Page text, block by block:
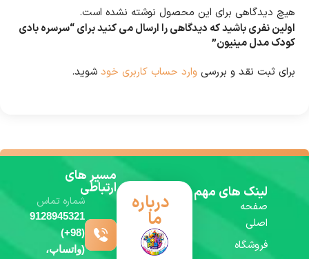
هیچ دیدگاهی برای این محصول نوشته نشده است.
اولین نفری باشید که دیدگاهی را ارسال می کنید برای “سرسره بادی
کودک مدل مینیون”
برای ثبت نقد و بررسی وارد حساب کاربری خود شوید.
لینک های مهم
صفحه
اصلی
فروشگاه
درباره
ما
مسیر های
ارتباطی
شماره تماس
9128945321
(98+)
(واتساپ،